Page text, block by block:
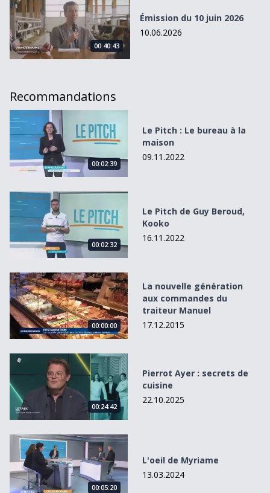
00:40:43
Émission du 10 juin 2026
10.06.2026
Recommandations
Le Pitch : Le bureau à la maison
00:02:39
Le Pitch : Le bureau à la
maison
09.11.2022
Le Pitch de Guy Beroud, Kooko
00:02:32
Le Pitch de Guy Beroud,
Kooko
16.11.2022
La nouvelle génération aux commandes du traiteur
00:00:00
La nouvelle génération
aux commandes du
traiteur Manuel
17.12.2015
Pierrot Ayer : secrets de cuisine
00:24:42
Pierrot Ayer : secrets de
cuisine
22.10.2025
L&#039;oeil de Myriame
00:05:20
L'oeil de Myriame
13.03.2024